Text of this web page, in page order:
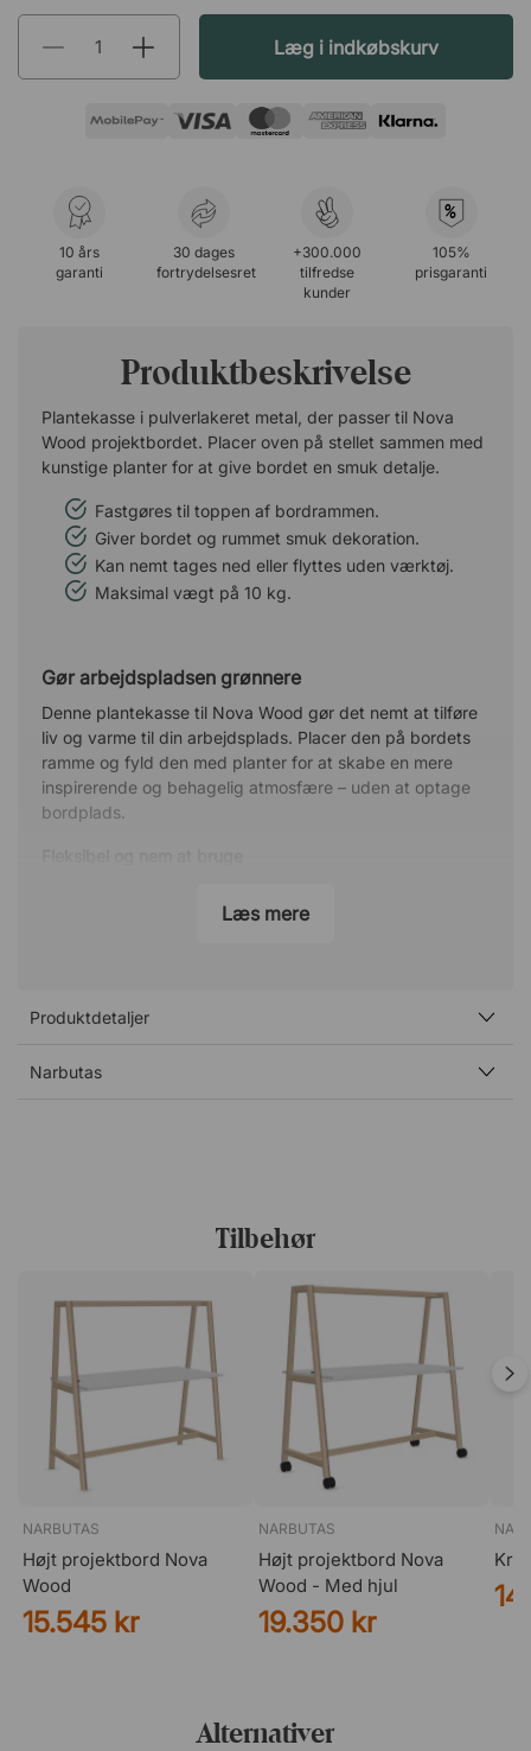
Læg i indkøbskurv
10 års
garanti
30 dages
fortrydelsesret
+300.000
tilfredse
kunder
%
105%
prisgaranti
Produktbeskrivelse
Plantekasse i pulverlakeret metal, der passer til Nova
Wood projektbordet. Placer oven på stellet sammen med
kunstige planter for at give bordet en smuk detalje.
Fastgøres til toppen af ​​bordrammen.
Giver bordet og rummet smuk dekoration.
Kan nemt tages ned eller flyttes uden værktøj.
Maksimal vægt på 10 kg.
Gør arbejdspladsen grønnere
Denne plantekasse til Nova Wood gør det nemt at tilføre
liv og varme til din arbejdsplads. Placer den på bordets
ramme og fyld den med planter for at skabe en mere
inspirerende og behagelig atmosfære – uden at optage
bordplads.
ramme og kan uden værktøj tages af eller flyttes efter
slidstærk overflade, der tåler daglig brug. Den stabile
Læs mere
Produktdetaljer
Narbutas
Tilbehør
NARBUTAS
Højt projektbord Nova
Wood
15.545 kr
NARBUTAS
Højt projektbord Nova
Wood - Med hjul
19.350 kr
Alternativer